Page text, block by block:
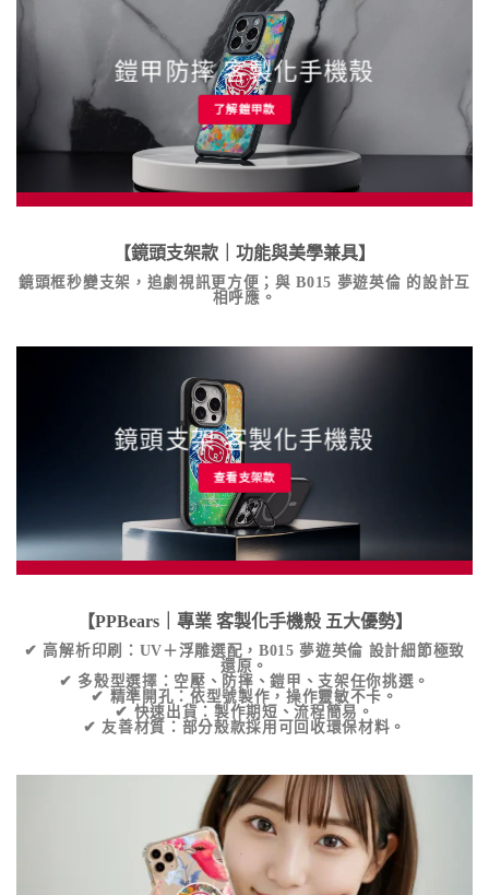
鎧甲防摔 客製化手機殼
了解鎧甲款
【鏡頭支架款｜功能與美學兼具】
鏡頭框秒變支架，追劇視訊更方便；與B015 夢遊英倫 的設計互
相呼應。
鏡頭支架 客製化手機殼
查看支架款
【PPBears｜專業 客製化手機殼五大優勢】
✔高解析印刷 ：UV＋浮雕選配， B015 夢遊英倫 設計細節極致
還原。
✔ 多殼型選擇 ：空壓、防摔、鎧甲、支架任你挑選。
✔ 精準開孔 ：依型號製作，操作靈敏不卡。
✔ 快速出貨 ：製作期短、流程簡易。
✔ 友善材質 ：部分殼款採用可回收環保材料。